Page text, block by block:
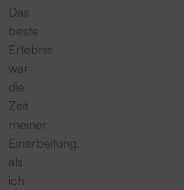
Das
beste
Erlebnis
war
die
Zeit
meiner
Einarbeitung,
als
ich